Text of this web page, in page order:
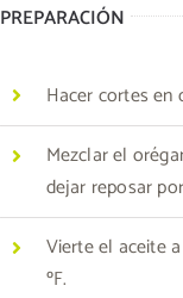
PREPARACIÓN
Hacer cortes en
Mezclar el
dejar reposar
Vierte el aceite
ºF.